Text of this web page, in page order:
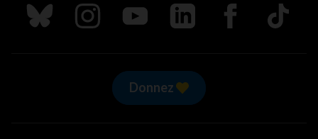
Suivez nous sur Bluesky
Suivez nous sur Instagram
Suivez nous sur Youtube
Suivez nous sur LinkedIn
Suivez nous sur
TikTok
Donnez